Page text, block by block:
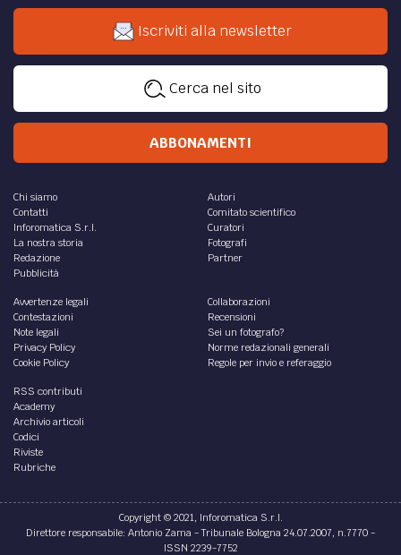
Iscriviti alla newsletter
Cerca nel sito
ABBONAMENTI
Chi siamo
Contatti
Inforomatica S.r.l.
La nostra storia
Redazione
Pubblicità
Autori
Comitato scientifico
Curatori
Fotografi
Partner
Avvertenze legali
Contestazioni
Note legali
Privacy Policy
Cookie Policy
Collaborazioni
Recensioni
Sei un fotografo?
Norme redazionali generali
Regole per invio e referaggio
RSS contributi
Academy
Archivio articoli
Codici
Riviste
Rubriche
Copyright © 2021, Inforomatica S.r.l.
Direttore responsabile: Antonio Zama - Tribunale Bologna 24.07.2007, n.7770 -
ISSN 2239-7752